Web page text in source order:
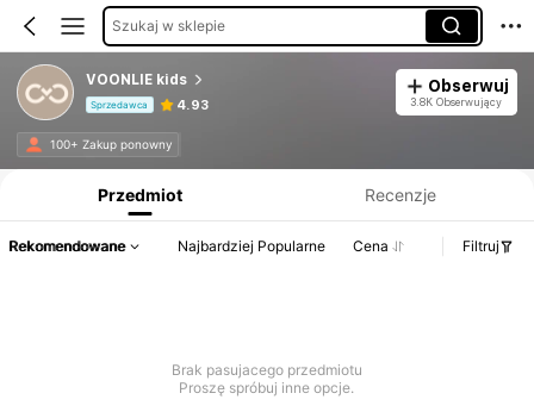
Szukaj w sklepie
VOONLIE kids
Sprzedawca 4.93
Obserwuj
3.8K Obserwujący
100+ Zakup ponowny
Przedmiot Recenzje
Rekomendowane Najbardziej Popularne Cena Filtruj
Brak pasujacego przedmiotu
Proszę spróbuj inne opcje.